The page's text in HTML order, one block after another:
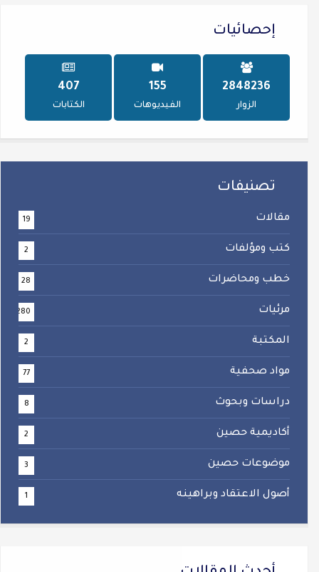
إحصائيات
3395973
الزوار
184
الفيديوهات
484
الكتابات
تصنيفات
مقالات 19
كتب ومؤلفات 2
خطب ومحاضرات 28
مرئيات 280
المكتبة 2
مواد صحفية 77
دراسات وبحوث 8
أكاديمية حصين 2
موضوعات حصين 3
أصول الاعتقاد وبراهينه 1